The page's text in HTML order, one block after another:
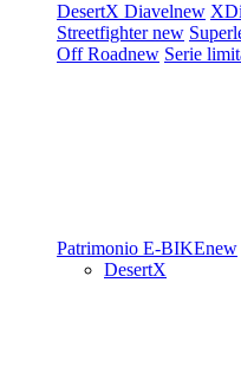
DesertX Diavelnew
Streetfighternew
Off Roadnew Serie
Patrimonio E-BIKEnew
DesertX